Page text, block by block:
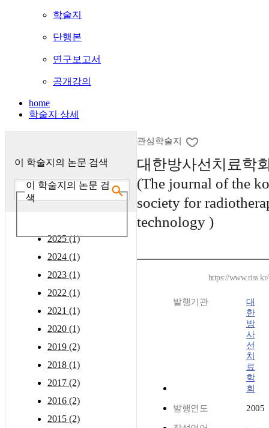
학술지
단행본
연구보고서
공개강의
home
학술지 상세
이 학술지의 논문 검색
이 학술지의 논문 검
색
2025 (1)
2024 (1)
2023 (1)
2022 (1)
2021 (1)
2020 (1)
2019 (2)
2018 (1)
2017 (2)
2016 (2)
2015 (2)
관심학술지
대한방사선치료학
(The journal of the
society for
technology )
https://
발행기관
대
한
방
사
선
치
료
학
회
발행연도 2005